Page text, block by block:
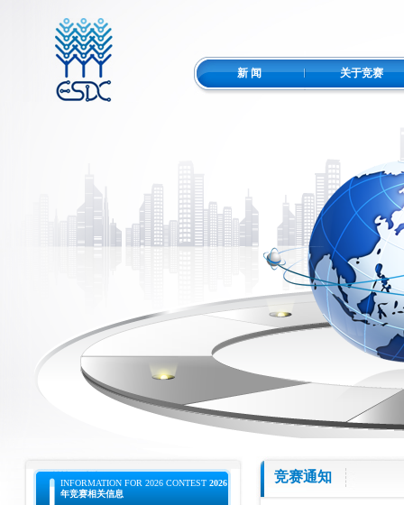
新 闻 关于竞赛
INFORMATION FOR 2026 CONTEST 2026
年竞赛相关信息
竞赛通知